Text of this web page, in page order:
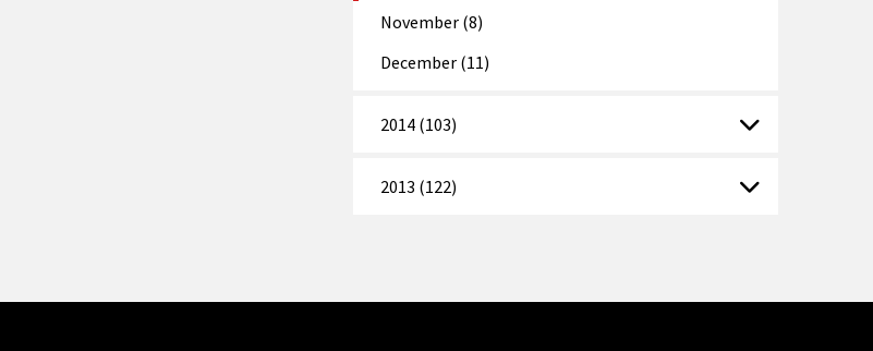
November (8)
December (11)
2014 (103)
2013 (122)